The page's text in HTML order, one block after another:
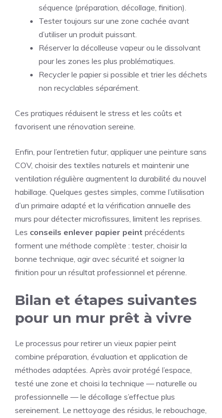
séquence (préparation, décollage, finition).
Tester toujours sur une zone cachée avant
d’utiliser un produit puissant.
Réserver la décolleuse vapeur ou le dissolvant
pour les zones les plus problématiques.
Recycler le papier si possible et trier les déchets
non recyclables séparément.
Ces pratiques réduisent le stress et les coûts et
favorisent une rénovation sereine.
Enfin, pour l’entretien futur, appliquer une peinture sans
COV, choisir des textiles naturels et maintenir une
ventilation régulière augmentent la durabilité du nouvel
habillage. Quelques gestes simples, comme l’utilisation
d’un primaire adapté et la vérification annuelle des
murs pour détecter microfissures, limitent les reprises.
Les conseils enlever papier peint précédents
forment une méthode complète : tester, choisir la
bonne technique, agir avec sécurité et soigner la
finition pour un résultat professionnel et pérenne.
Bilan et étapes suivantes
pour un mur prêt à vivre
Le processus pour retirer un vieux papier peint
combine préparation, évaluation et application de
méthodes adaptées. Après avoir protégé l’espace,
testé une zone et choisi la technique — naturelle ou
professionnelle — le décollage s’effectue plus
sereinement. Le nettoyage des résidus, le rebouchage,